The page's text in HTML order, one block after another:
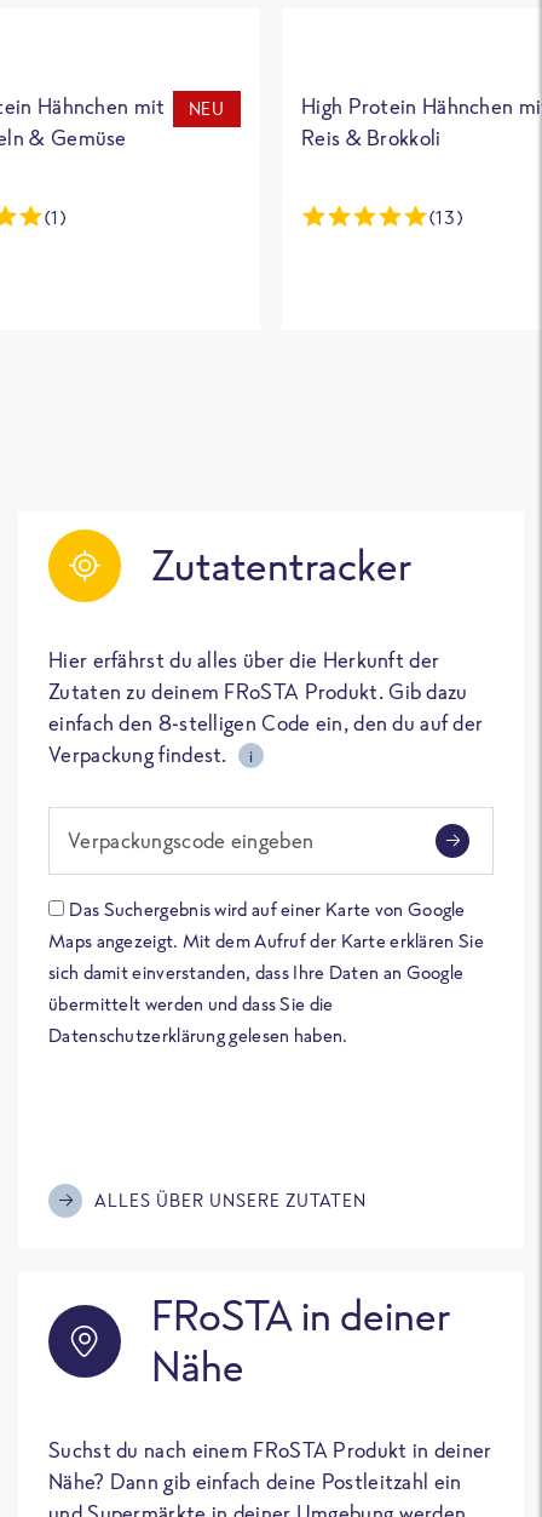
Hähnchen mit
& Gemüse
NEU
(1)
High Protein Hähnchen
Reis & Brokkoli
(13)
Zutatentracker
Hier erfährst du alles über die Herkunft der
Zutaten zu deinem FRoSTA Produkt. Gib dazu
einfach den 8-stelligen Code ein, den du auf der
Verpackung findest.
i
Verpackungscode eingeben
Das Suchergebnis wird auf einer Karte von Google
Maps angezeigt. Mit dem Aufruf der Karte erklären Sie
sich damit einverstanden, dass Ihre Daten an Google
übermittelt werden und dass Sie die
Datenschutzerklärung gelesen haben.
ALLES ÜBER UNSERE ZUTATEN
FRoSTA in deiner
Nähe
Suchst du nach einem FRoSTA Produkt in deiner
Nähe? Dann gib einfach deine Postleitzahl ein